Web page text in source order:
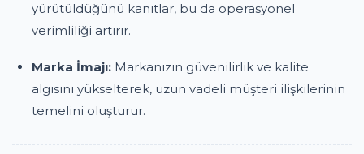
yürütüldüğünü kanıtlar, bu da operasyonel
verimliliği artırır.
Marka İmajı: Markanızın güvenilirlik ve kalite
algısını yükselterek, uzun vadeli müşteri ilişkilerinin
temelini oluşturur.